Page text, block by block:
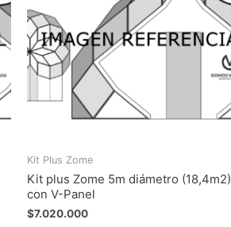
Kit Plus Zome
Kit plus Zome 5m diámetro (18,4m2)
con V-Panel
$7.020.000